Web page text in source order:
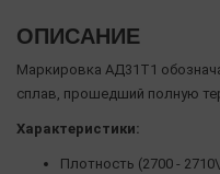
ОПИСАНИЕ
Маркировка АД31Т1
сплав, прошедший полную
Характеристики:
Плотность (2700 -